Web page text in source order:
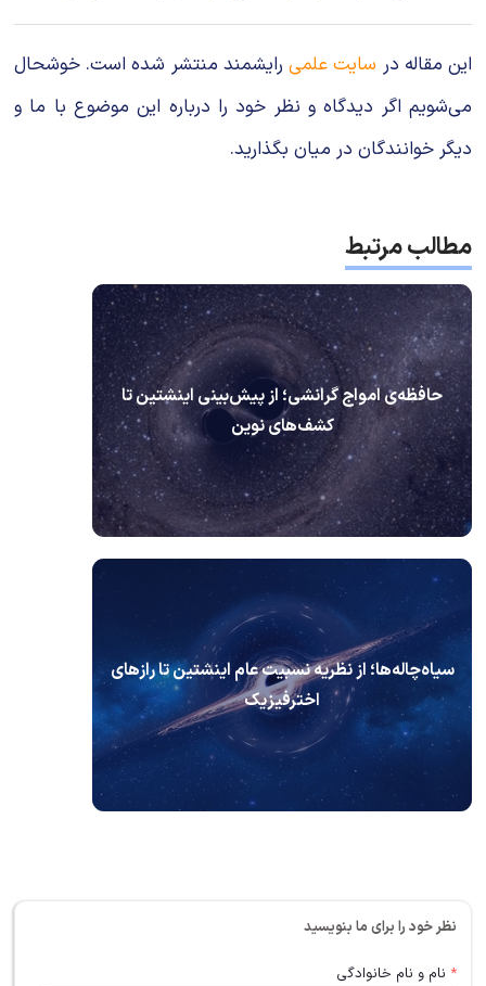
این مقاله در سایت علمیرایشمند منتشر شده است. خوشحال
می‌شویم اگر دیدگاه و نظر خود را درباره این موضوع با ما و
دیگر خوانندگان در میان بگذارید.
مطالب مرتبط
حافظه‌ی امواج گرانشی؛ از پیش‌بینی اینشتین تا
کشف‌های نوین
سیاه‌چاله‌ها؛ از نظریه نسبیت عام اینشتین تا رازهای
اخترفیزیک
نظر خود را برای ما بنویسید
* نام و نام خانوادگی